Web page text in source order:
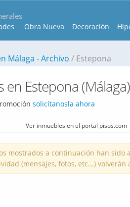
Obra Nueva Decoración
Málaga - Archivo Estepona
en Estepona
solicítanosla ahora
Ver inmuebles en el portal pisos.com
mostrados a continuación han
(mensajes, fotos, etc...)